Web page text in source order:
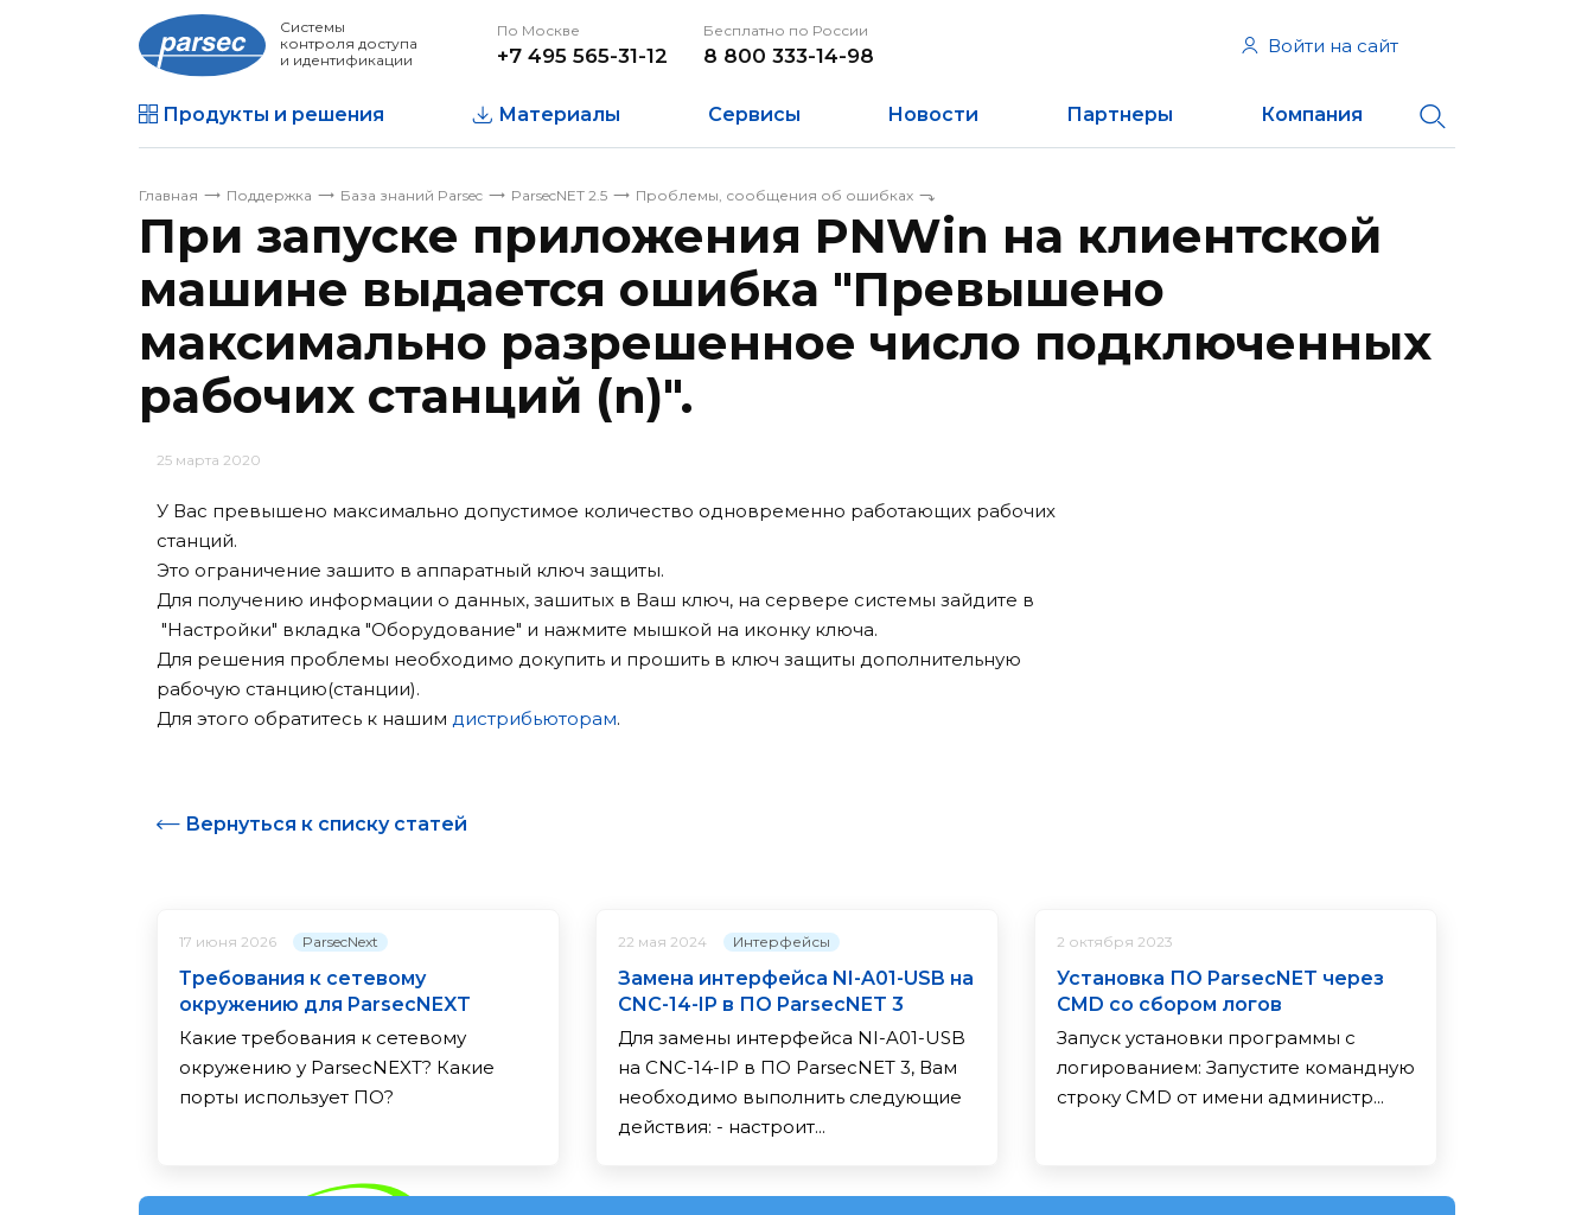
Системы
контроля доступа
и идентификации
По Москве
+7 495 565-31-12
Бесплатно по России
8 800 333-14-98 Войти на сайт
Продукты и решения Материалы Сервисы Новости Партнеры Компания
Главная Поддержка База знаний Parsec ParsecNET 2.5 Проблемы, сообщения об ошибках
При запуске приложения PNWin на клиентской
машине выдается ошибка "Превышено
максимально разрешенное число подключенных
рабочих станций (n)".
25 марта 2020
У Вас превышено максимально допустимое количество одновременно работающих рабочих
станций.
Это ограничение зашито в аппаратный ключ защиты.
Для получению информации о данных, зашитых в Ваш ключ, на сервере системы зайдите в
"Настройки" вкладка "Оборудование" и нажмите мышкой на иконку ключа.
Для решения проблемы необходимо докупить и прошить в ключ защиты дополнительную
рабочую станцию(станции).
Для этого обратитесь к нашим дистрибьюторам.
Вернуться к списку статей
17 июня 2026 ParsecNext
Требования к сетевому
окружению для ParsecNEXT
Какие требования к сетевому
окружению у ParsecNEXT? Какие
порты использует ПО?
22 мая 2024 Интерфейсы
Замена интерфейса NI-A01-USB на
CNC-14-IP в ПО ParsecNET 3
Для замены интерфейса NI-A01-USB
на CNC-14-IP в ПО ParsecNET 3, Вам
необходимо выполнить следующие
действия: - настроит...
2 октября 2023
Установка ПО ParsecNET через
CMD со сбором логов
Запуск установки программы с
логированием: За­пус­ти­те ко­ман­дную
стро­ку CMD от име­ни ад­ми­нис­тр...